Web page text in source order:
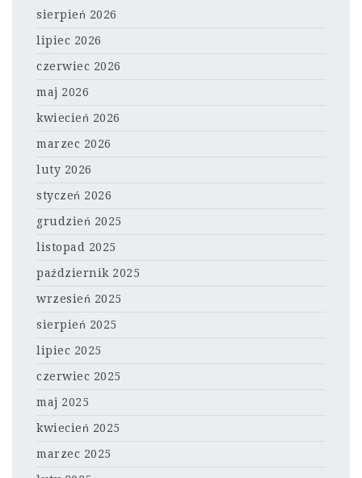
sierpień 2026
lipiec 2026
czerwiec 2026
maj 2026
kwiecień 2026
marzec 2026
luty 2026
styczeń 2026
grudzień 2025
listopad 2025
październik 2025
wrzesień 2025
sierpień 2025
lipiec 2025
czerwiec 2025
maj 2025
kwiecień 2025
marzec 2025